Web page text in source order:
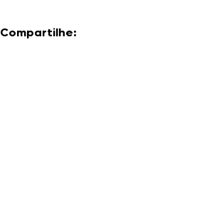
Compartilhe: